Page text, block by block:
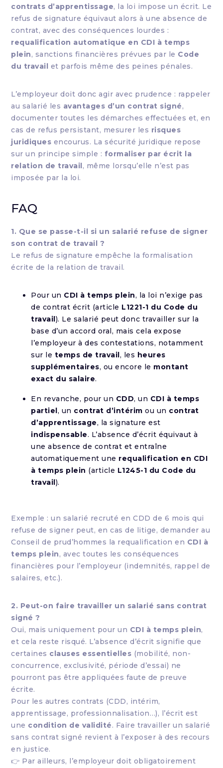
contrats d’apprentissage, la loi impose un écrit. Le
refus de signature équivaut alors à une absence de
contrat, avec des conséquences lourdes :
requalification automatique en CDI à temps
plein, sanctions financières prévues par le Code
du travail et parfois même des peines pénales.
L’employeur doit donc agir avec prudence : rappeler
au salarié les avantages d’un contrat signé,
documenter toutes les démarches effectuées et, en
cas de refus persistant, mesurer les risques
juridiques encourus. La sécurité juridique repose
sur un principe simple : formaliser par écrit la
relation de travail, même lorsqu’elle n’est pas
imposée par la loi.
FAQ
1. Que se passe-t-il si un salarié refuse de signer
son contrat de travail ?
Le refus de signature empêche la formalisation
écrite de la relation de travail.
Pour un CDI à temps plein, la loi n’exige pas
de contrat écrit (article L1221-1 du Code du
travail). Le salarié peut donc travailler sur la
base d’un accord oral, mais cela expose
l’employeur à des contestations, notamment
sur le temps de travail, les heures
supplémentaires, ou encore le montant
exact du salaire.
En revanche, pour un CDD, un CDI à temps
partiel, un contrat d’intérim ou un contrat
d’apprentissage, la signature est
indispensable. L’absence d’écrit équivaut à
une absence de contrat et entraîne
automatiquement une requalification en CDI
à temps plein (article L1245-1 du Code du
travail).
Exemple : un salarié recruté en CDD de 6 mois qui
refuse de signer peut, en cas de litige, demander au
Conseil de prud’hommes la requalification en CDI à
temps plein, avec toutes les conséquences
financières pour l’employeur (indemnités, rappel de
salaires, etc.).
2. Peut-on faire travailler un salarié sans contrat
signé ?
Oui, mais uniquement pour un CDI à temps plein,
et cela reste risqué. L’absence d’écrit signifie que
certaines clauses essentielles (mobilité, non-
concurrence, exclusivité, période d’essai) ne
pourront pas être appliquées faute de preuve
écrite.
Pour les autres contrats (CDD, intérim,
apprentissage, professionnalisation…), l’écrit est
une condition de validité. Faire travailler un salarié
sans contrat signé revient à l’exposer à des recours
en justice.
👉 Par ailleurs, l’employeur doit obligatoirement